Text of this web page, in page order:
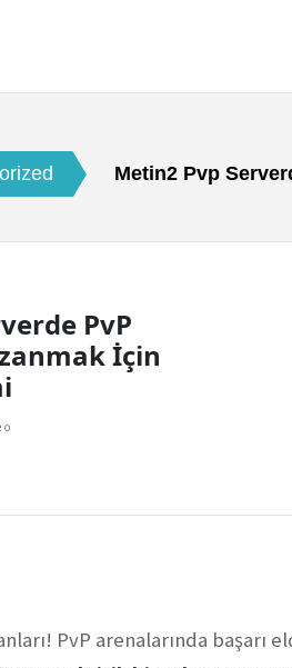
Metin2 Pvp
PvP
İçin
PvP arenalarında başarı